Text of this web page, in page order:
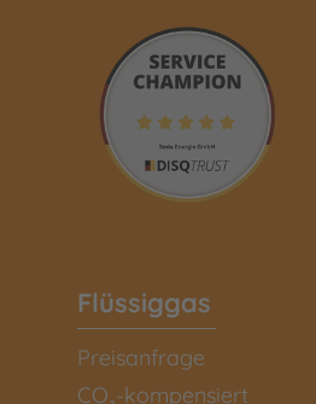
Flüssiggas
Preisanfrage
CO₂-kompensiert